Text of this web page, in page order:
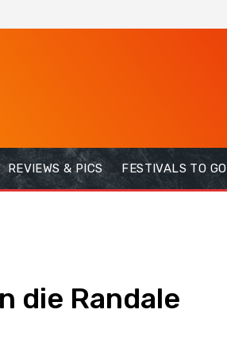
REVIEWS & PICS FESTIVALS TO GO
die Randale